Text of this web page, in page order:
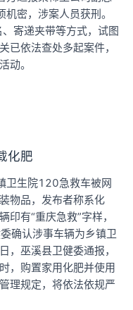
密，涉案人员获刑。
寄递夹带等方式，试图
已依法查处多起案件，
动。
化肥
卫生院120急救车被网
物品，发布者称系化
有“重庆急救”字样，
确认涉事车辆为乡镇卫
，巫溪县卫健委通报，
，购置家用化肥并使用
理规定，将依法依规严